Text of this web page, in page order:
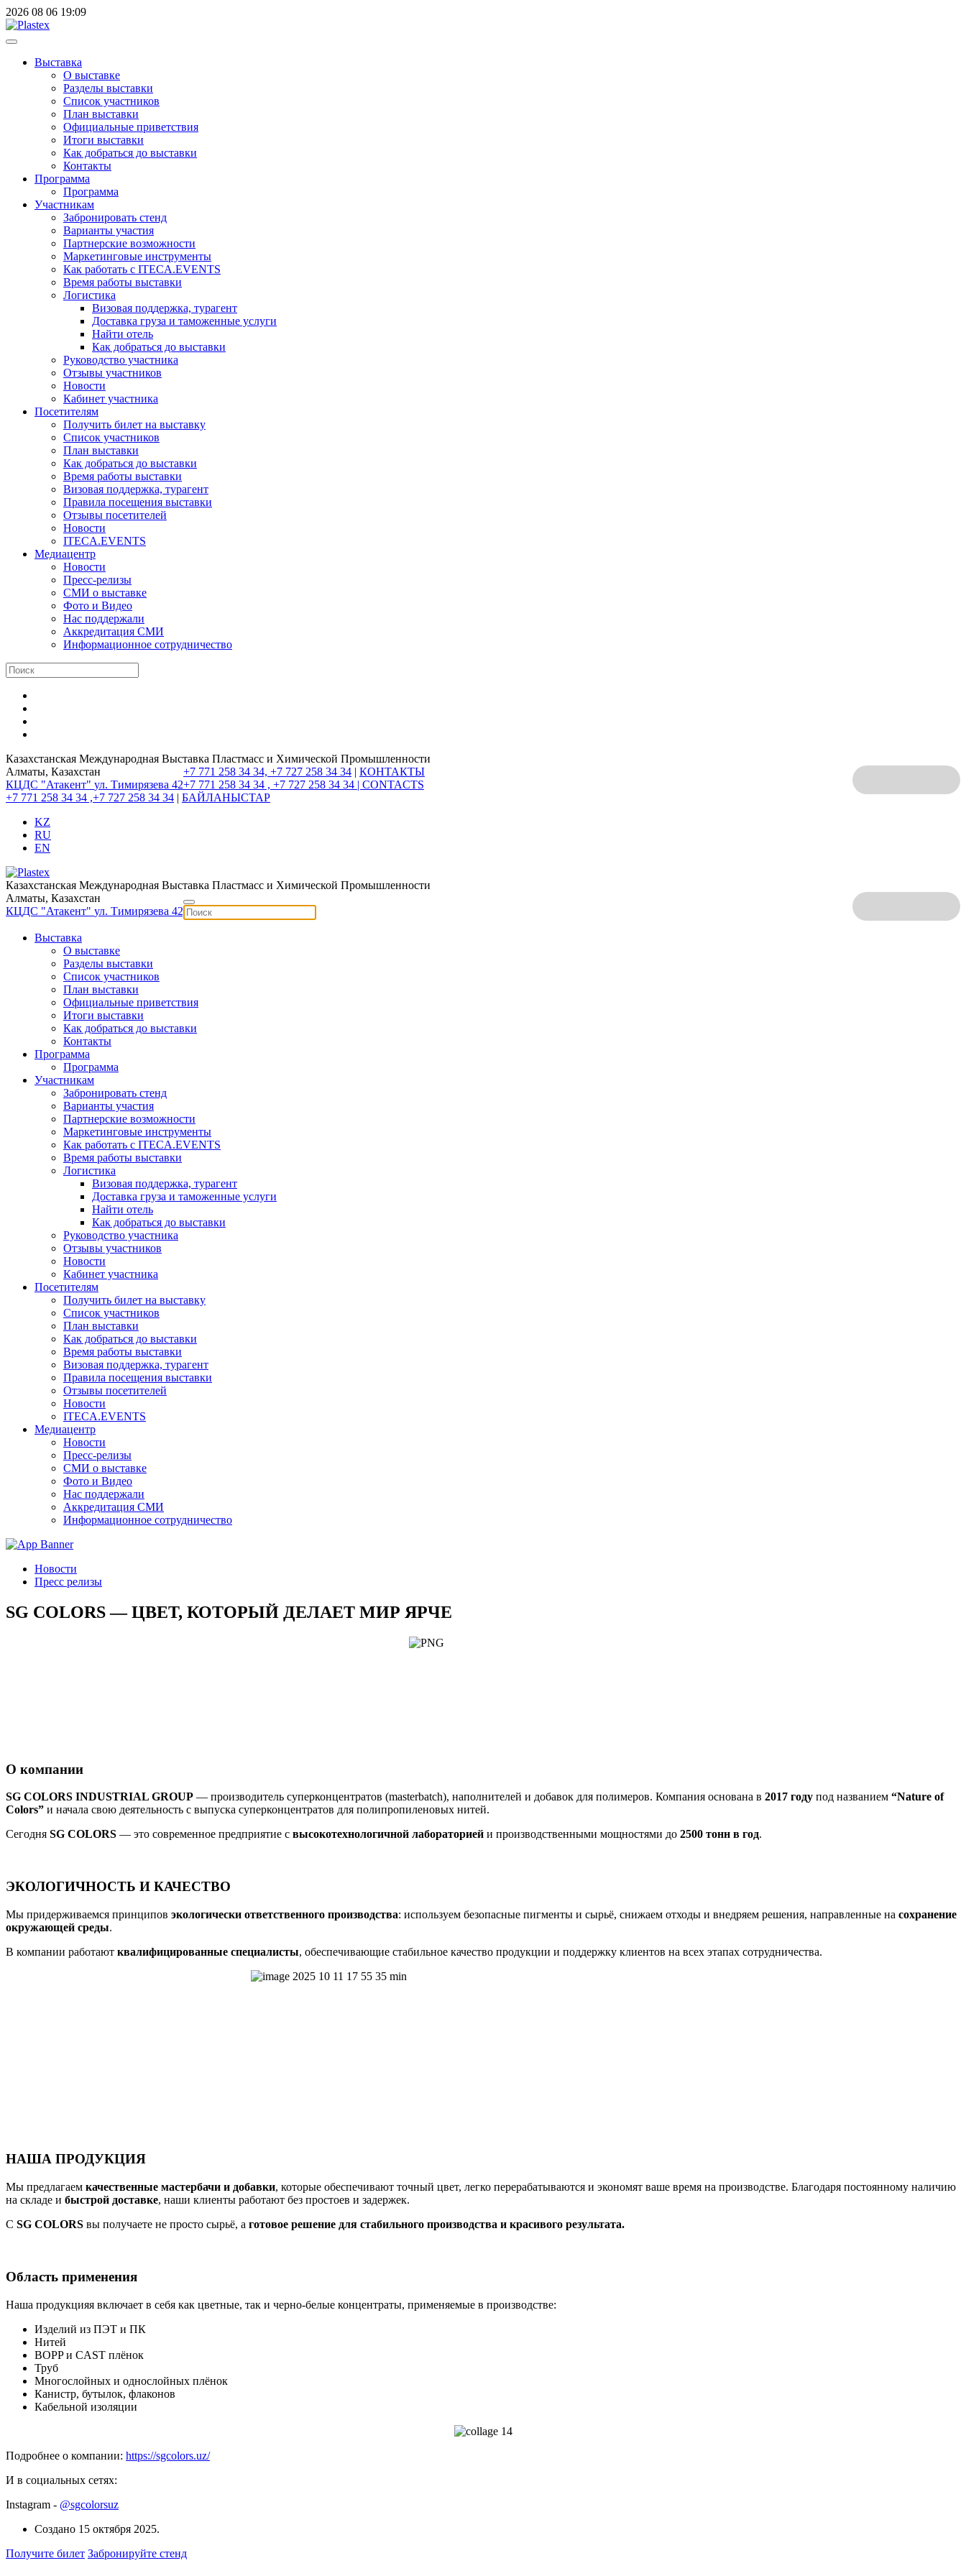
2026 08 06 19:09
Выставка
О выставке
Разделы выставки
Список участников
План выставки
Официальные приветствия
Итоги выставки
Как добраться до выставки
Контакты
Программа
Программа
Участникам
Забронировать стенд
Варианты участия
Партнерские возможности
Маркетинговые инструменты
Как работать с ITECA.EVENTS
Время работы выставки
Логистика
Визовая поддержка, турагент
Доставка груза и таможенные услуги
Найти отель
Как добраться до выставки
Руководство участника
Отзывы участников
Новости
Кабинет участника
Посетителям
Получить билет на выставку
Список участников
План выставки
Как добраться до выставки
Время работы выставки
Визовая поддержка, турагент
Правила посещения выставки
Отзывы посетителей
Новости
ITECA.EVENTS
Медиацентр
Новости
Пресс-релизы
СМИ о выставке
Фото и Видео
Нас поддержали
Аккредитация СМИ
Информационное сотрудничество
Казахстанская Международная Выставка Пластмасс и Химической Промышленности
Алматы, Казахстан
КЦДС "Атакент" ул. Тимирязева 42
+7 771 258 34 34, +7 727 258 34 34 | КОНТАКТЫ
+7 771 258 34 34 , +7 727 258 34 34 | CONTACTS
+7 771 258 34 34 ,+7 727 258 34 34 | БАЙЛАНЫСТАР
KZ
RU
EN
Казахстанская Международная Выставка Пластмасс и Химической Промышленности
Алматы, Казахстан
КЦДС "Атакент" ул. Тимирязева 42
Выставка
О выставке
Разделы выставки
Список участников
План выставки
Официальные приветствия
Итоги выставки
Как добраться до выставки
Контакты
Программа
Программа
Участникам
Забронировать стенд
Варианты участия
Партнерские возможности
Маркетинговые инструменты
Как работать с ITECA.EVENTS
Время работы выставки
Логистика
Визовая поддержка, турагент
Доставка груза и таможенные услуги
Найти отель
Как добраться до выставки
Руководство участника
Отзывы участников
Новости
Кабинет участника
Посетителям
Получить билет на выставку
Список участников
План выставки
Как добраться до выставки
Время работы выставки
Визовая поддержка, турагент
Правила посещения выставки
Отзывы посетителей
Новости
ITECA.EVENTS
Медиацентр
Новости
Пресс-релизы
СМИ о выставке
Фото и Видео
Нас поддержали
Аккредитация СМИ
Информационное сотрудничество
Новости
Пресс релизы
SG COLORS — ЦВЕТ, КОТОРЫЙ ДЕЛАЕТ МИР ЯРЧЕ
О компании
SG COLORS INDUSTRIAL GROUP — производитель суперконцентратов (masterbatch), наполнителей и добавок для полимеров. Компания основана в 2017 году под названием “Nature of
Colors” и начала свою деятельность с выпуска суперконцентратов для полипропиленовых нитей.
Сегодня SG COLORS — это современное предприятие с высокотехнологичной лабораторией и производственными мощностями до 2500 тонн в год.
ЭКОЛОГИЧНОСТЬ И КАЧЕСТВО
Мы придерживаемся принципов экологически ответственного производства: используем безопасные пигменты и сырьё, снижаем отходы и внедряем решения, направленные на сохранение
окружающей среды.
В компании работают квалифицированные специалисты, обеспечивающие стабильное качество продукции и поддержку клиентов на всех этапах сотрудничества.
НАША ПРОДУКЦИЯ
Мы предлагаем качественные мастербачи и добавки, которые обеспечивают точный цвет, легко перерабатываются и экономят ваше время на производстве. Благодаря постоянному наличию
на складе и быстрой доставке, наши клиенты работают без простоев и задержек.
С SG COLORS вы получаете не просто сырьё, а готовое решение для стабильного производства и красивого результата.
Область применения
Наша продукцияя включает в себя как цветные, так и черно-белые концентраты, применяемые в производстве:
Изделий из ПЭТ и ПК
Нитей
BOPP и CAST плёнок
Труб
Многослойных и однослойных плёнок
Канистр, бутылок, флаконов
Кабельной изоляции
Подробнее о компании: https://sgcolors.uz/
И в социальных сетях:
Instagram - @sgcolorsuz
Создано 15 октября 2025.
Получите билет Забронируйте стенд